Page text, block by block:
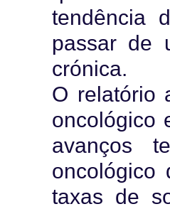
tendência
passar de
crónica.
O relatório
oncológico
avanços
oncológico
taxas de